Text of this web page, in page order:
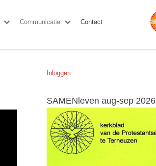
Communicatie Contact
Inloggen
SAMENleven aug-sep 2026